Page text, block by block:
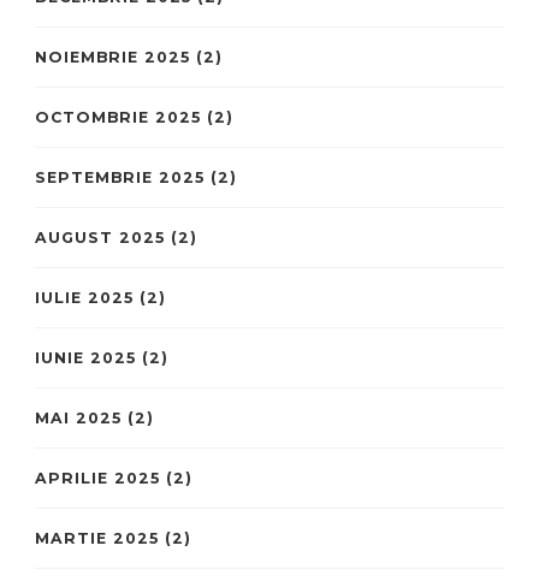
NOIEMBRIE 2025 (2)
OCTOMBRIE 2025 (2)
SEPTEMBRIE 2025 (2)
AUGUST 2025 (2)
IULIE 2025 (2)
IUNIE 2025 (2)
MAI 2025 (2)
APRILIE 2025 (2)
MARTIE 2025 (2)